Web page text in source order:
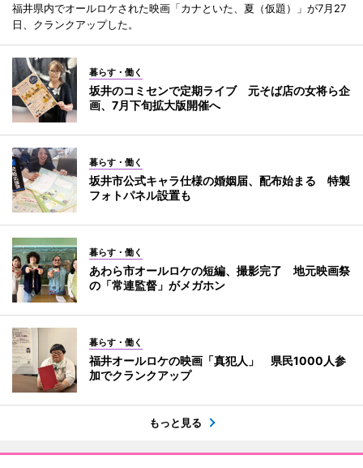
福井県内でオールロケされた映画「カナといた、夏（仮題）」が7月27
日、クランクアップした。
暮らす・働く
坂井のコミセンで定期ライブ 元そば店の女将ら企
画、7月下旬拡大版開催へ
暮らす・働く
坂井市公式キャラ仕様の婚姻届、配布始まる 特製
フォトパネル設置も
暮らす・働く
あわら市オールロケの短編、撮影完了 地元映画祭
の「常連監督」がメガホン
暮らす・働く
福井オールロケの映画「真犯人」 県民1000人参
加でクランクアップ
もっと見る